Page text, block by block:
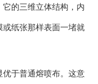
它的三维立体结构，内
纸张那样表面一堵就
于普通熔喷布。这意